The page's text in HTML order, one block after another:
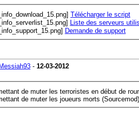
Télécharger le script
Liste des serveurs
Demande de support
Messiah93 - 12-03-2012
de muter les terroristes en début de
de muter les joueurs morts